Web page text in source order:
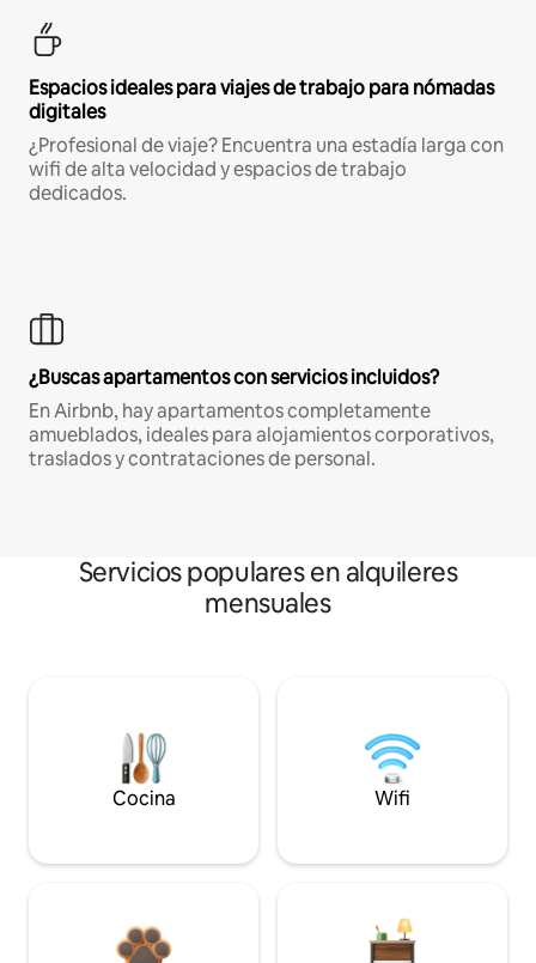
Espacios ideales para viajes de trabajo para nómadas
digitales
¿Profesional de viaje? Encuentra una estadía larga con
wifi de alta velocidad y espacios de trabajo
dedicados.
¿Buscas apartamentos con servicios incluidos?
En Airbnb, hay apartamentos completamente
amueblados, ideales para alojamientos corporativos,
traslados y contrataciones de personal.
Servicios populares en alquileres
mensuales
Cocina Wifi